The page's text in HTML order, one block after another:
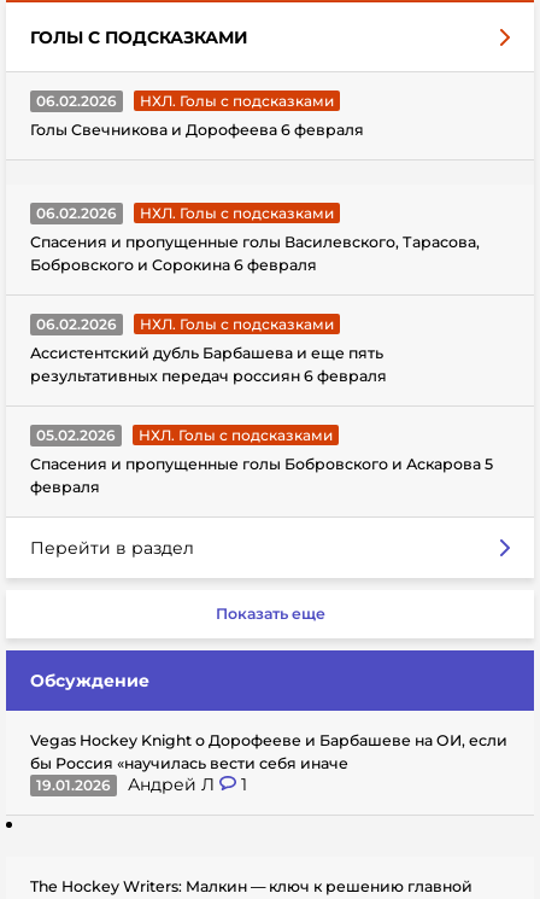
ГОЛЫ С ПОДСКАЗКАМИ
06.02.2026
НХЛ. Голы с подсказками
Голы Свечникова и Дорофеева 6 февраля
06.02.2026
НХЛ. Голы с подсказками
Спасения и пропущенные голы Василевского, Тарасова,
Бобровского и Сорокина 6 февраля
06.02.2026
НХЛ. Голы с подсказками
Ассистентский дубль Барбашева и еще пять
результативных передач россиян 6 февраля
05.02.2026
НХЛ. Голы с подсказками
Спасения и пропущенные голы Бобровского и Аскарова 5
февраля
Перейти в раздел
Показать еще
Обсуждение
Vegas Hockey Knight о Дорофееве и Барбашеве на ОИ, если
бы Россия «научилась вести себя иначе
19.01.2026
Андрей Л 1
The Hockey Writers: Малкин — ключ к решению главной